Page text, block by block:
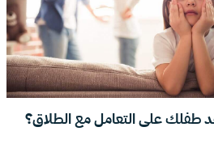
طفلك على التعامل مع الطلاق؟